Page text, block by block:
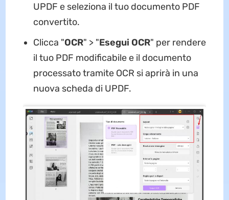
UPDF e seleziona il tuo documento PDF
convertito.
Clicca "OCR" > "Esegui OCR" per rendere
il tuo PDF modificabile e il documento
processato tramite OCR si aprirà in una
nuova scheda di UPDF.